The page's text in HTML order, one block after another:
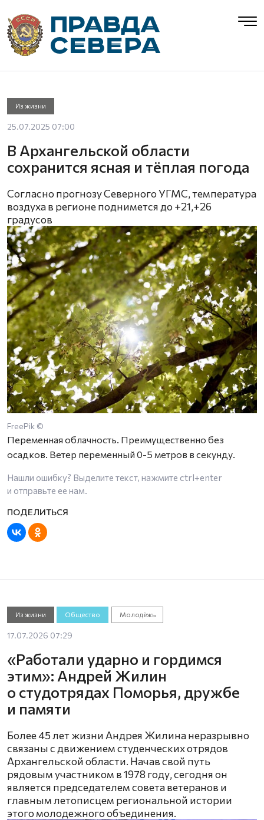
Из жизни
25.07.2025 07:00
В Архангельской области
сохранится ясная и тёплая погода
Согласно прогнозу Северного УГМС, температура
воздуха в регионе поднимется до +21,+26
градусов
FreePik ©
Переменная облачность. Преимущественно без
осадков. Ветер переменный 0-5 метров в секунду.
Нашли ошибку? Выделите текст, нажмите ctrl+enter
и отправьте ее нам.
Из жизни Общество Молодёжь
17.07.2026 07:29
«Работали ударно и гордимся
этим»: Андрей Жилин
о студотрядах Поморья, дружбе
и памяти
Более 45 лет жизни Андрея Жилина неразрывно
связаны с движением студенческих отрядов
Архангельской области. Начав свой путь
рядовым участником в 1978 году, сегодня он
является председателем совета ветеранов и
главным летописцем региональной истории
этого молодежного объединения.